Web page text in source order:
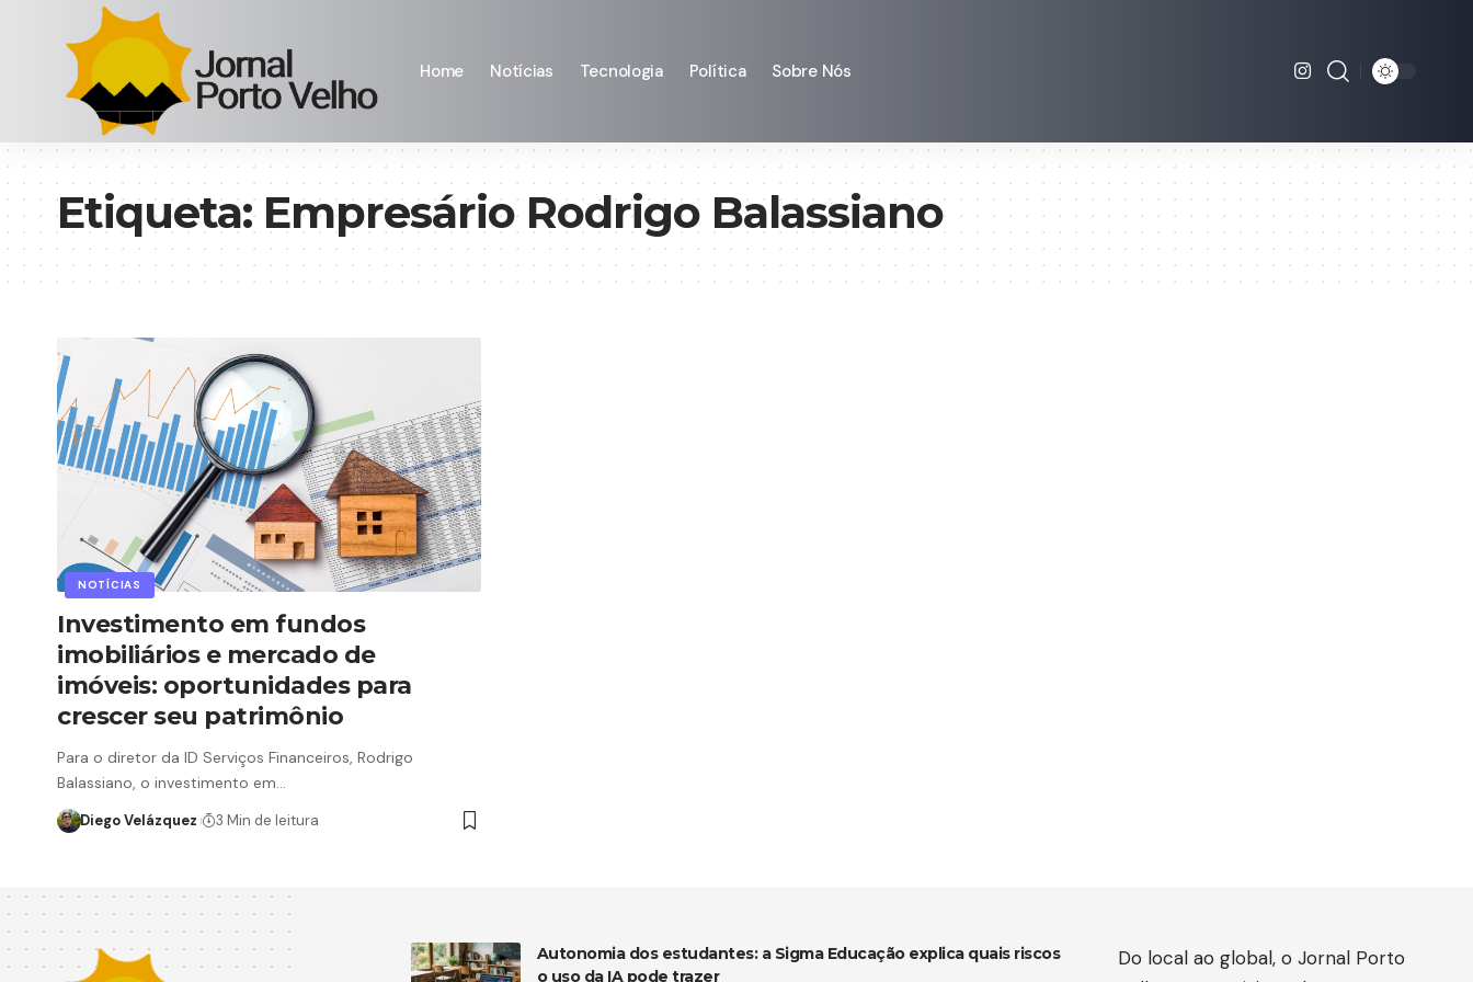
Home Notícias Tecnologia Política Sobre Nós
Etiqueta: Empresário Rodrigo Balassiano
NOTÍCIAS
Investimento em fundos
imobiliários e mercado de
imóveis: oportunidades para
crescer seu patrimônio
Para o diretor da ID Serviços Financeiros, Rodrigo
Balassiano, o investimento em…
Diego Velázquez 3 Min de leitura
Autonomia dos estudantes: a Sigma Educação explica quais riscos
o uso da IA pode trazer
Do local ao global, o Jornal Porto